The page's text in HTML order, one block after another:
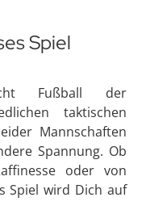
Spiel
Fußball der
taktischen
Mannschaften
Spannung. Ob
oder von
Spiel wird Dich auf